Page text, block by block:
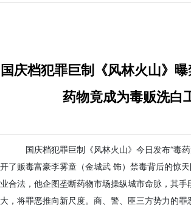
国庆档犯罪巨制《风林火山》
药物竟成为毒贩洗白
国庆档犯罪巨制《风林火山》今日发布“毒
开了贩毒富豪李雾童（金城武 饰）禁毒背后的惊
业合法，他企图垄断药物市场操纵城市命脉，其手
大，将罪恶推向新尺度。商、警、匪三方势力的